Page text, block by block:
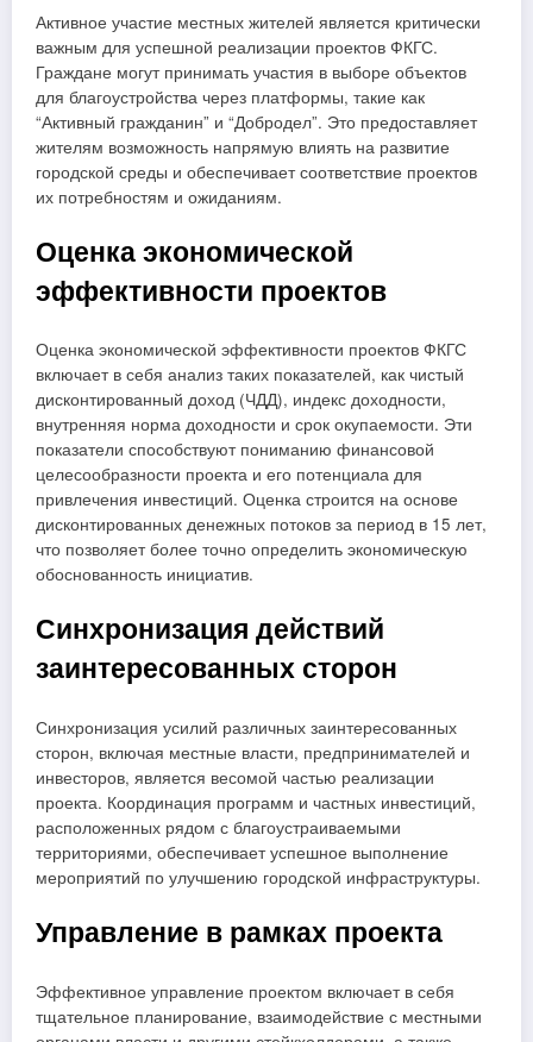
Активное участие местных жителей является критически
важным для успешной реализации проектов ФКГС.
Граждане могут принимать участия в выборе объектов
для благоустройства через платформы, такие как
“Активный гражданин” и “Добродел”. Это предоставляет
жителям возможность напрямую влиять на развитие
городской среды и обеспечивает соответствие проектов
их потребностям и ожиданиям.
Оценка экономической
эффективности проектов
Оценка экономической эффективности проектов ФКГС
включает в себя анализ таких показателей, как чистый
дисконтированный доход (ЧДД), индекс доходности,
внутренняя норма доходности и срок окупаемости. Эти
показатели способствуют пониманию финансовой
целесообразности проекта и его потенциала для
привлечения инвестиций. Оценка строится на основе
дисконтированных денежных потоков за период в 15 лет,
что позволяет более точно определить экономическую
обоснованность инициатив.
Синхронизация действий
заинтересованных сторон
Синхронизация усилий различных заинтересованных
сторон, включая местные власти, предпринимателей и
инвесторов, является весомой частью реализации
проекта. Координация программ и частных инвестиций,
расположенных рядом с благоустраиваемыми
территориями, обеспечивает успешное выполнение
мероприятий по улучшению городской инфраструктуры.
Управление в рамках проекта
Эффективное управление проектом включает в себя
тщательное планирование, взаимодействие с местными